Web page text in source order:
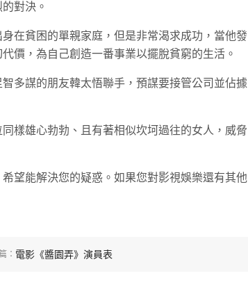
對決。
在貧困的單親家庭，但是非常渴求成功，當他發
價，為自己創造一番事業以擺脫貧窮的生活。
多謀的朋友韓太悟聯手，預謀要接管公司並佔據
樣雄心勃勃、且有著相似坎坷過往的女人，威脅
望能解決您的疑惑。如果您對影視娛樂還有其他
： 電影《醬園弄》演員表